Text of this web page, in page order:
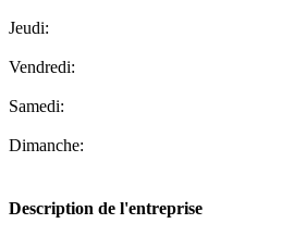
Jeudi:
Vendredi:
Samedi:
Dimanche:
Description de l'entreprise